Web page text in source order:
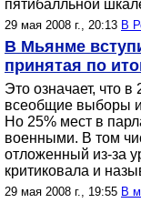
пятибалльной
29 мая 2008 г., 20:13 В
В Мьянме
принятая по
Это означает, что
всеобщие выборы и
Но 25% мест в
военными. В том
отложенный из-за
критиковала и
29 мая 2008 г., 19:55 В